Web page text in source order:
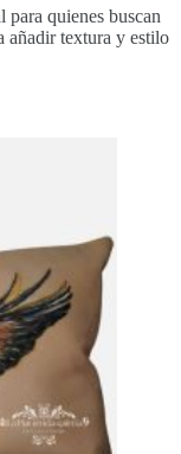
quienes buscan
añadir textura y estilo